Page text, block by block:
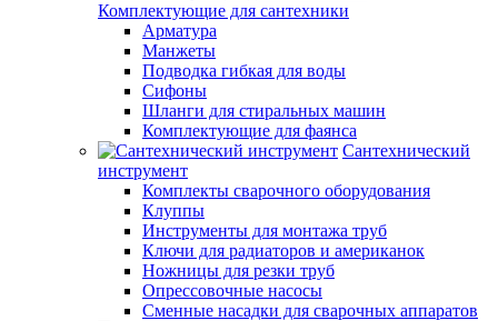
Комплектующие для сантехники
Арматура
Манжеты
Подводка гибкая для воды
Сифоны
Шланги для стиральных машин
Комплектующие для фаянса
Сантехнический
инструмент
Комплекты сварочного оборудования
Клуппы
Инструменты для монтажа труб
Ключи для радиаторов и американок
Ножницы для резки труб
Опрессовочные насосы
Сменные насадки для сварочных аппаратов